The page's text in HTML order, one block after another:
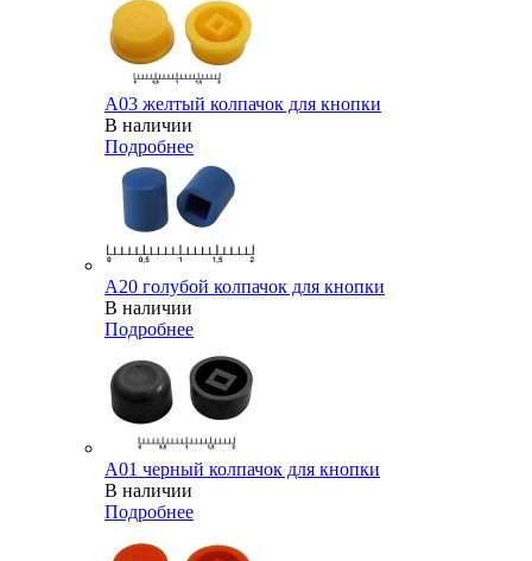
A03 желтый колпачок для кнопки
В наличии
Подробнее
A20 голубой колпачок для кнопки
В наличии
Подробнее
A01 черный колпачок для кнопки
В наличии
Подробнее